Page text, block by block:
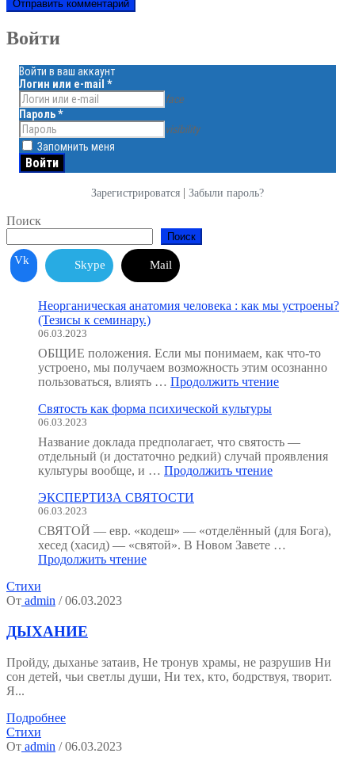
Войти
Войти в ваш аккаунт
Логин или e-mail *
face
Пароль*
visibility
Запомнить меня
Зарегистрироватся | Забыли пароль?
Поиск
Поиск
Vk Skype Mail
Неорганическая анатомия человека : как мы устроены?
(Тезисы к семинару.)
06.03.2023
ОБЩИЕ положения. Если мы понимаем, как что-то
устроено, мы получаем возможность этим осознанно
пользоваться, влиять … Продолжить чтение
как
мы
Святость как форма психической культуры
06.03.2023
Название доклада предполагает, что святость —
отдельный (и достаточно редкий) случай проявления
культуры вообще, и … Продолжить чтение"Святость
культуры"
ЭКСПЕРТИЗА СВЯТОСТИ
06.03.2023
СВЯТОЙ — евр. «кодеш» — «отделённый (для Бога),
хесед (хасид) — «святой». В Новом Завете …
Продолжить чтение"ЭКСПЕРТИЗА
Стихи
От admin / 06.03.2023
ДЫХАНИЕ
Пройду, дыханье затаив, Не тронув храмы, не разрушив Ни
сон детей, чьи светлы души, Ни тех, кто, бодрствуя, творит.
Я...
Подробнее
Стихи
От admin / 06.03.2023